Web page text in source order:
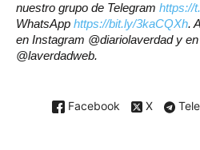
nuestro grupo de Telegram https://
WhatsApp https://bit.ly/3kaCQXh.
en Instagram @diariolaverdad y
@laverdadweb.
Facebook X